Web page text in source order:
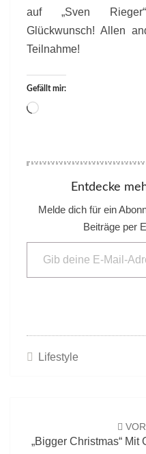
auf „Sven
Glückwunsch! Allen
Teilnahme!
Gefällt mir:
Wird
Entdecke
Melde dich für ein
Beiträge per
Gib deine E-Mail-Adresse ein ...
Lifestyle
„Bigger Christmas“